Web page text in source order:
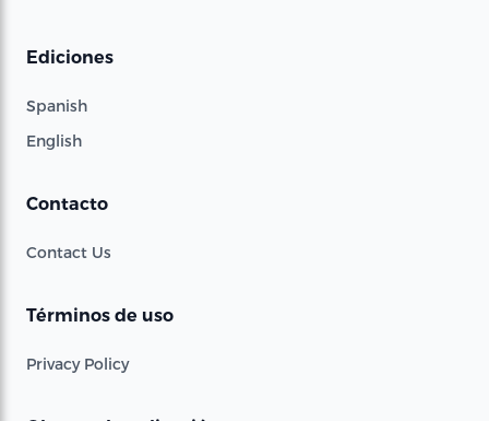
Ediciones
Spanish
English
Contacto
Contact Us
Términos de uso
Privacy Policy